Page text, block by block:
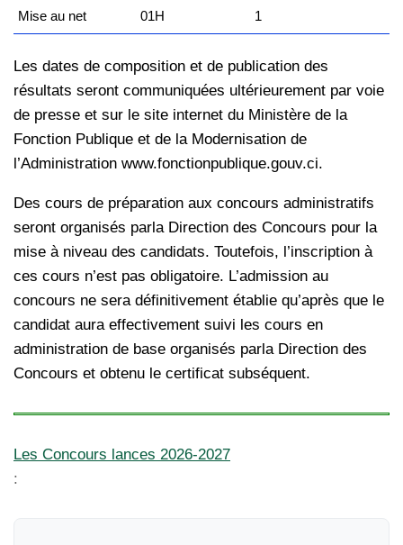
Mise au net 01H 1
Les dates de composition et de publication des
résultats seront communiquées ultérieurement par voie
de presse et sur le site internet du Ministère de la
Fonction Publique et de la Modernisation de
l’Administration www.fonctionpublique.gouv.ci.
Des cours de préparation aux concours administratifs
seront organisés parla Direction des Concours pour la
mise à niveau des candidats. Toutefois, l’inscription à
ces cours n’est pas obligatoire. L’admission au
concours ne sera définitivement établie qu’après que le
candidat aura effectivement suivi les cours en
administration de base organisés parla Direction des
Concours et obtenu le certificat subséquent.
Les Concours lances 2026-2027
: